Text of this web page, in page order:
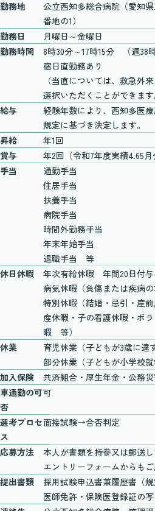
勤務地
公立西知多総合病院（愛知
番地の1）
勤務日
月曜日～金曜日
勤務時間
8時30分～17時15分 （週38
宿日直勤務あり
（当直については、救急外
選択いただくことができます
給与
経験年数により、西知多医
規定に基づき決定します。
昇給
年1回
賞与
年2回（令和7年度実績4.65月
手当
通勤手当
住居手当
扶養手当
病院手当
時間外勤務手当
年末年始手当
退職手当 等
休日休暇
年次有給休暇 年間20日付与
病気休暇（負傷または疾病の
特別休暇（結婚・忌引・産
産休暇・子の看護休暇・ボ
暇 等）
休業
育児休業（子どもが3歳に達
部分休業（子どもが小学校就
加入保険
共済組合・厚生年金・公務
車通勤の可
否
可
選考プロセ
ス
面接試験→合否判定
応募方法
本人が書類を持参又は郵送し
エントリーフォームからもご
提出書類
採用試験申込書兼履歴書（規
医師免許・保険医登録証の写